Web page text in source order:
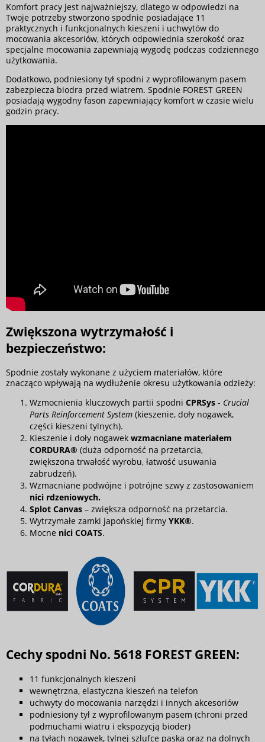
Komfort pracy jest najważniejszy, dlatego w odpowiedzi na
Twoje potrzeby stworzono spodnie posiadające 11
praktycznych i funkcjonalnych kieszeni i uchwytów do
mocowania akcesoriów, których odpowiednia szerokość oraz
specjalne mocowania zapewniają wygodę podczas codziennego
użytkowania.
Dodatkowo, podniesiony tył spodni z wyprofilowanym pasem
zabezpiecza biodra przed wiatrem. Spodnie FOREST GREEN
posiadają wygodny fason zapewniający komfort w czasie wielu
godzin pracy.
Zwiększona wytrzymałość i
bezpieczeństwo:
Spodnie zostały wykonane z użyciem materiałów, które
znacząco wpływają na wydłużenie okresu użytkowania odzieży:
Wzmocnienia kluczowych partii spodni CPRSys - Crucial
Parts Reinforcement System (kieszenie, doły nogawek,
części kieszeni tylnych).
Kieszenie i doły nogawek wzmacniane materiałem
CORDURA® (duża odporność na przetarcia,
zwiększona trwałość wyrobu, łatwość usuwania
zabrudzeń).
Wzmacniane podwójne i potrójne szwy z zastosowaniem
nici rdzeniowych.
Splot Canvas – zwiększa odporność na przetarcia.
Wytrzymałe zamki japońskiej firmy YKK®.
Mocne nici COATS.
Cechy spodni No. 5618 FOREST GREEN:
11 funkcjonalnych kieszeni
wewnętrzna, elastyczna kieszeń na telefon
uchwyty do mocowania narzędzi i innych akcesoriów
podniesiony tył z wyprofilowanym pasem (chroni przed
podmuchami wiatru i ekspozycją bioder)
na tyłach nogawek, tylnej szlufce paska oraz na dolnych